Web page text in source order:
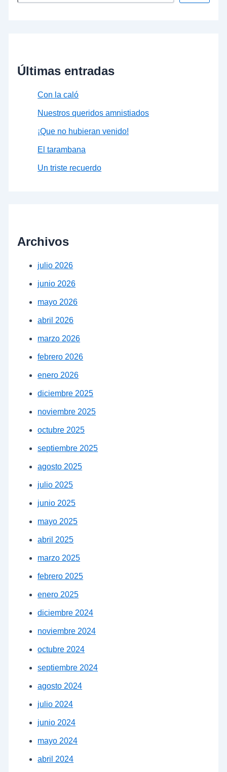
Últimas entradas
Con la caló
Nuestros queridos amnistiados
¡Que no hubieran venido!
El tarambana
Un triste recuerdo
Archivos
julio 2026
junio 2026
mayo 2026
abril 2026
marzo 2026
febrero 2026
enero 2026
diciembre 2025
noviembre 2025
octubre 2025
septiembre 2025
agosto 2025
julio 2025
junio 2025
mayo 2025
abril 2025
marzo 2025
febrero 2025
enero 2025
diciembre 2024
noviembre 2024
octubre 2024
septiembre 2024
agosto 2024
julio 2024
junio 2024
mayo 2024
abril 2024